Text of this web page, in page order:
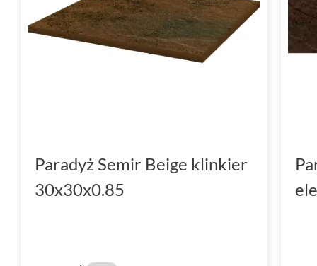
Paradyż Semir Beige klinkier
30x30x0.85